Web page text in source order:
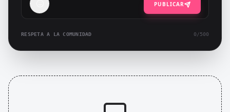
PUBLICAR
RESPETA A LA COMUNIDAD 0 /500